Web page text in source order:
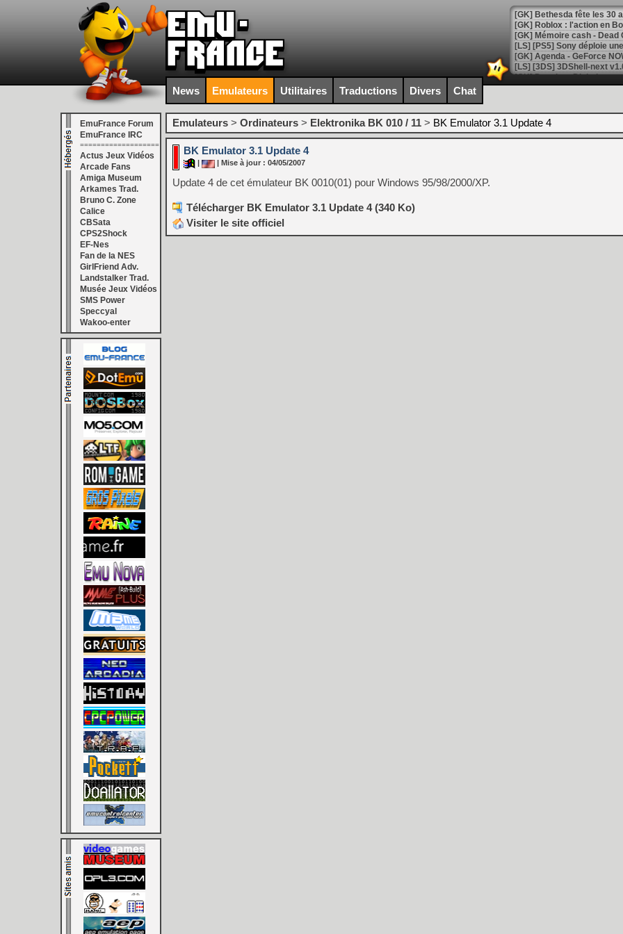
[GK] Bethesda fête les 30
[GK] Roblox : l'action en
[GK] Agenda - GeForce
[GK] Devolver Digital en a
[LS] [PS5] ps5-y2jb-
[GK] Pourquoi Marvel
[GK] Test : Restory : Chill
[GK] GTA 6 : Rockstar
[GK] Hot Wheels Infinite
[GK] Mémoire cash -
[GK] Résultats Nintendo :
[GK] Déjà des
[GK] Minecraft et ses «
[GK] Beast of
[GK] Ubisoft : fin de partie
[GK] Mémoire cash -
[GK] Dan Houser (GTA)
[GK] Comment EA Sports
[GK] Crimson Moon : un
[GK] Isle of Reveries : le
[GK] Moonlighter 2 : The
[GK] Capcom relance
[GK] Le beat'em up The
[GK] Endless Legend 2 :
[LS] [PS5] Le WebKit
[GK] Oubliez Crazy Taxi,
[LS] [Switch] NSZ 5.0.0
News Emulateurs Utilitaires Traductions Divers Chat
EmuFrance Forum
EmuFrance IRC
===================
Actus Jeux Vidéos
Arcade Fans
Amiga Museum
Arkames Trad.
Bruno C. Zone
Calice
CBSata
CPS2Shock
EF-Nes
Fan de la NES
GirlFriend Adv.
Landstalker Trad.
Musée Jeux Vidéos
SMS Power
Speccyal
Wakoo-enter
Emulateurs > Ordinateurs > Elektronika BK 010 / 11 > BK Emulator 3.1 Update 4
BK Emulator 3.1 Update 4
| Mise à jour : 04/05/2007
Update 4 de cet émulateur BK 0010(01) pour Windows 95/98/2000/XP.
Télécharger BK Emulator 3.1 Update 4 (340 Ko)
Visiter le site officiel